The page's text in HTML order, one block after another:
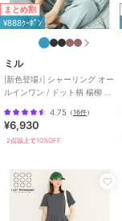
まとめ割
¥888ｸｰﾎﾟﾝ
ミル
[新色登場♪] シャーリング オー
ルインワン / ドット柄 楊柳 ギ
4.75 （16件）
¥6,930
2点以上で10%OFF